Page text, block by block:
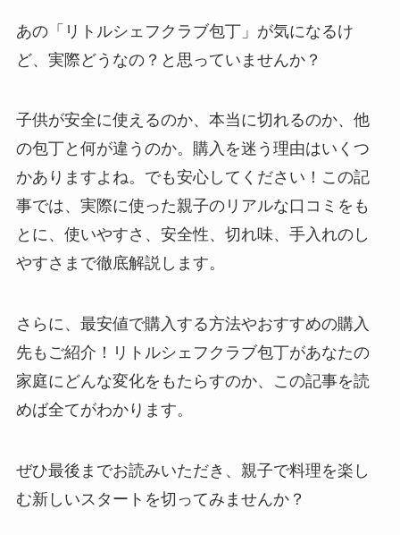
あの「リトルシェフクラブ包丁」が気になるけ
ど、実際どうなの？と思っていませんか？
子供が安全に使えるのか、本当に切れるのか、他
の包丁と何が違うのか。購入を迷う理由はいくつ
かありますよね。でも安心してください！この記
事では、実際に使った親子のリアルな口コミをも
とに、使いやすさ、安全性、切れ味、手入れのし
やすさまで徹底解説します。
さらに、最安値で購入する方法やおすすめの購入
先もご紹介！リトルシェフクラブ包丁があなたの
家庭にどんな変化をもたらすのか、この記事を読
めば全てがわかります。
ぜひ最後までお読みいただき、親子で料理を楽し
む新しいスタートを切ってみませんか？